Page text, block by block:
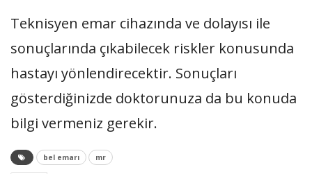
Teknisyen emar cihazında ve dolayısı ile
sonuçlarında çıkabilecek riskler konusunda
hastayı yönlendirecektir. Sonuçları
gösterdiğinizde doktorunuza da bu konuda
bilgi vermeniz gerekir.
bel emarı mr